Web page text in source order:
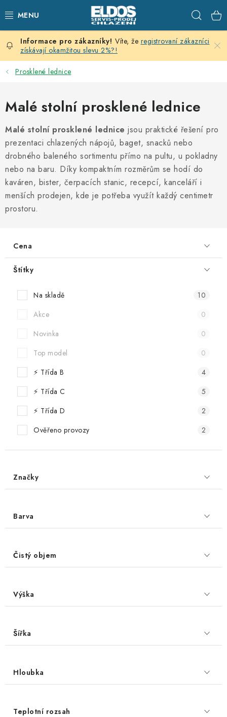
na
PRODEJNÍ CHLAZENÍ
SKLADOVACÍ CHLAZENÍ
DOMÁCÍ SPOTŘEBIČE
KLIMATIZACE
ZNAČKY
Hodnocení obchodu
Víte, že registrovaní zákazníci
získávají okamžitou slevu 2%?!
Prosklené lednice
Malé stolní prosklené lednice
Malé stolní prosklené lednice jsou praktické řešení pro
prezentaci chlazených nápojů, baget, snacků nebo
drobného baleného sortimentu přímo na pultu, u pokladny
nebo na baru. Díky kompaktním rozměrům se hodí do
kaváren, bister, čerpacích stanic, recepcí, kanceláří i
menších prodejen, kde je potřeba využít každý centimetr
prostoru.
Cena
Štítky
Na skladě
10
Akce
0
Novinka
0
Top model
0
⚡ Třída B
4
⚡ Třída C
5
⚡ Třída D
2
Ověřeno provozy
2
Značky
Barva
Čistý objem
Výška
Šířka
Hloubka
Teplotní rozsah